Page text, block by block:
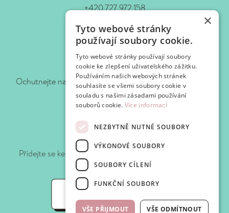
+420 727 972 158
Kontakty
Sledujte nás!
Ochutnejte naše novinky hned, jak je pro vás připravíme.
Připojte se k WafClub
Přidejte se ke klubu Waf-Waf a získejte slevy a speciální
nabídky při každé návštěvě.
×
Tyto webové stránky
používají soubory cookie.
Tyto webové stránky používají soubory
cookie ke zlepšení uživatelského zážitku.
Používáním našich webových stránek
souhlasíte se všemi soubory cookie v
souladu s našimi zásadami používání
souborů cookie. Více informací
NEZBYTNĚ NUTNÉ SOUBORY
VÝKONOVÉ SOUBORY
SOUBORY CÍLENÍ
FUNKČNÍ SOUBORY
VŠE PŘIJMOUT VŠE ODMÍTNOUT